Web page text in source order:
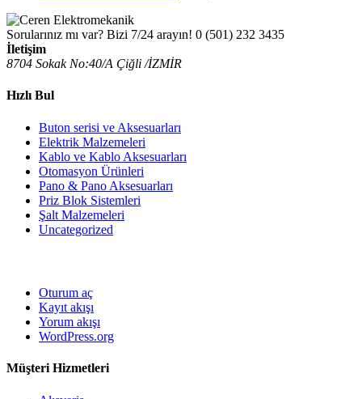
Sorularınız mı var? Bizi 7/24 arayın! 0 (501) 232 3435
İletişim
8704 Sokak No:40/A Çiğli /İZMİR
Hızlı Bul
Buton serisi ve Aksesuarları
Elektrik Malzemeleri
Kablo ve Kablo Aksesuarları
Otomasyon Ürünleri
Pano & Pano Aksesuarları
Priz Blok Sistemleri
Şalt Malzemeleri
Uncategorized
Oturum aç
Kayıt akışı
Yorum akışı
WordPress.org
Müşteri Hizmetleri